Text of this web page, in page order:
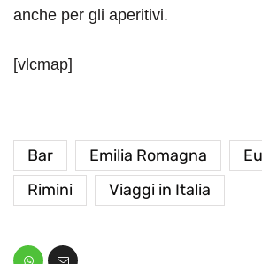
anche per gli aperitivi.
[vlcmap]
Bar Emilia Romagna
Rimini
Viaggi in Italia